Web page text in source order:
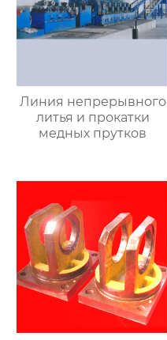
Линия непрерывного
литья и прокатки
медных прутков